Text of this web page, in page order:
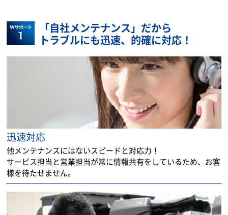
「自社メンテナンス」だから
トラブルにも迅速、的確に対応！
迅速対応
他メンテナンスにはないスピードと対応力！
サービス担当と営業担当が常に情報共有をしているため、お客
様を待たせません。